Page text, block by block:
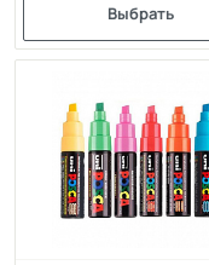
Выбрать